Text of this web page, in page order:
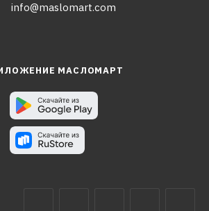
info@maslomart.com
МАСЛОМАРТ